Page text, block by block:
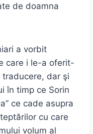
de doamna
a vorbit
care i le-a oferit-
dar şi
în timp ce Sorin
ce cade asupra
cu care
volum al